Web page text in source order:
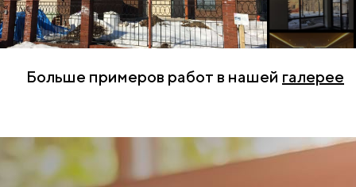
Больше примеров работ в нашей галерее